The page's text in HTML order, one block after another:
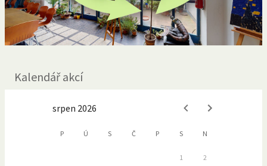
Kalendář akcí
srpen 2026
P Ú S Č P S N
1 2